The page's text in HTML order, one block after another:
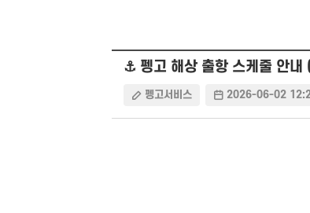
⚓ 펭고 해상 출항 스케줄 안
펭고서비스 2026-06-02